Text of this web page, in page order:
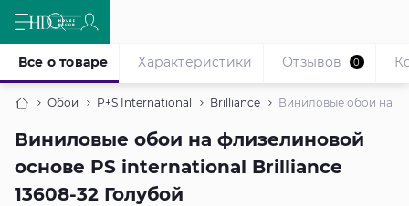
Обои P+S International Brilliance Виниловые обои на
Виниловые обои на флизелиновой
основе PS international Brilliance
13608-32 Голубой
Все о товаре Характеристики Отзывов 0